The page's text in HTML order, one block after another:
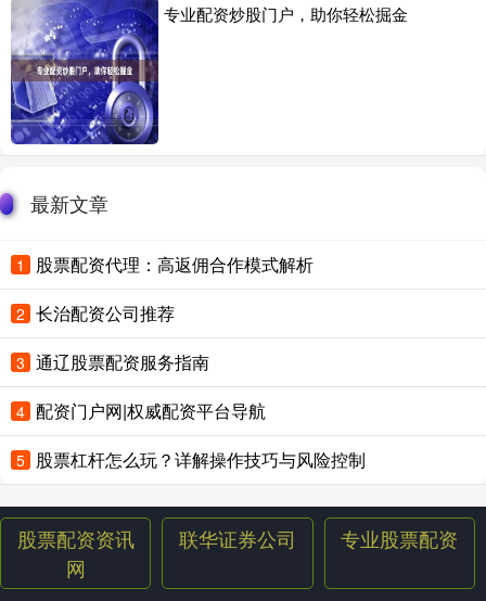
专业配资炒股门户，助你轻松掘金
最新文章
1 股票配资代理：高返佣合作模式解析
2 长治配资公司推荐
3 通辽股票配资服务指南
4 配资门户网|权威配资平台导航
5 股票杠杆怎么玩？详解操作技巧与风险控制
股票配资资讯
网
联华证券公司 专业股票配资